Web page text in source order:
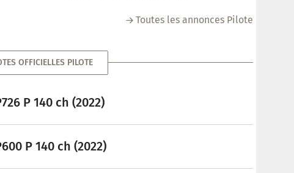
Toutes les annonces Pilote
OFFICIELLES PILOTE
P 140 ch (2022)
P 140 ch (2022)